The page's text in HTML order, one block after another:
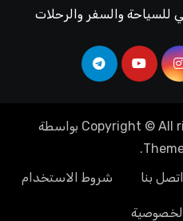
للسياحة والسفر والرحلات
Copyright © All بواسطة
.
اتصل بنا شروط الاستخدام